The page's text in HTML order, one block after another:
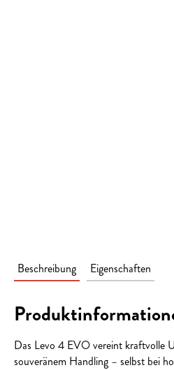
Beschreibung Eigenschaften
Das Levo 4 EVO vereint kraftvolle
souveränem Handling – selbst bei